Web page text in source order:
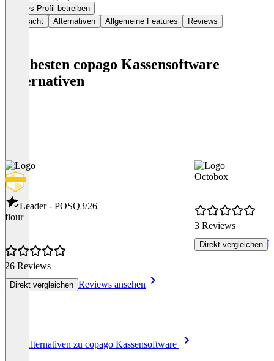
Dieses Profil betreiben
Übersicht
Alternativen Allgemeine Features Reviews
Die besten copago Kassensoftware
Alternativen
Leader - POSQ3/26
flour
26 Reviews
Direkt vergleichen Reviews ansehen
Octobox
3 Reviews
Direkt vergleichen
Alle Alternativen zu copago Kassensoftware